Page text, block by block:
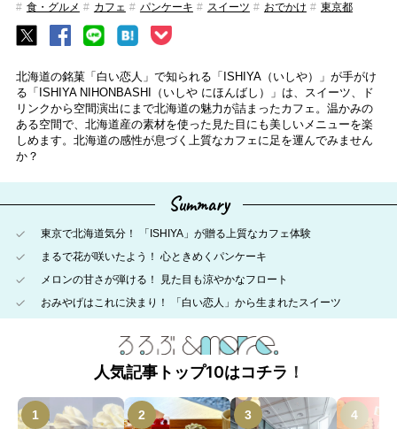
食・グルメ カフェ パンケーキ スイーツ おでかけ 東京都
北海道の銘菓「白い恋人」で知られる「ISHIYA（いしや）」が手がけ
る「ISHIYA NIHONBASHI（いしや にほんばし）」は、スイーツ、ド
リンクから空間演出にまで北海道の魅力が詰まったカフェ。温かみの
ある空間で、北海道産の素材を使った見た目にも美しいメニューを楽
しめます。北海道の感性が息づく上質なカフェに足を運んでみません
か？
Summary
東京で北海道気分！ 「ISHIYA」が贈る上質なカフェ体験
まるで花が咲いたよう！ 心ときめくパンケーキ
メロンの甘さが弾ける！ 見た目も涼やかなフロート
おみやげはこれに決まり！ 「白い恋人」から生まれたスイーツ
人気記事トップ10はコチラ！